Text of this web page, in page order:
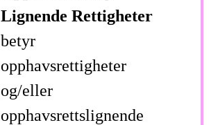
Lignende Rettigheter
betyr
opphavsrettigheter
og/eller
opphavsrettslignende